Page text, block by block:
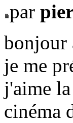
par
bonjour
je me
j'aime
cinéma